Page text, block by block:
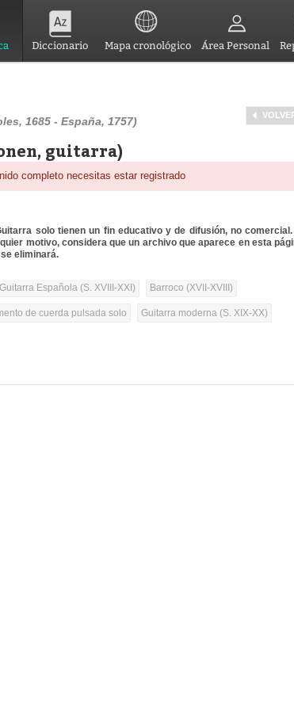
Diccionario Mapa cronológico Área Personal
1685 - España, 1757)
guitarra)
completo necesitas estar registrado
solo tienen un fin educativo y de difusión, no comercial.
motivo, considera que un archivo que aparece en esta
eliminará.
Guitarra Española (S. XVIII-XXI) Barroco (XVII-XVIII)
de cuerda pulsada solo Guitarra moderna (S. XIX-XX)